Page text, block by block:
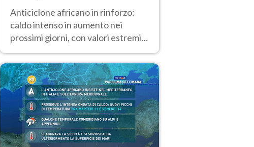
africano ancora
protagonista
Anticiclone africano in rinforzo:
caldo intenso in aumento nei
prossimi giorni, con valori estremi
d’Italia